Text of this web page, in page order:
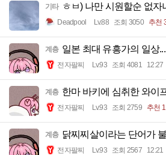
기타 ㅎㅂ) 나만 시원할순 없자
Deadpool Lv.88 조회 3050 추천
계층 일본 최대 유흥가의 일상...
전자팔찌 Lv.93 조회 4081 12:27
계층 한마 바키에 심취한 와이
전자팔찌 Lv.93 조회 2759 추천 1
계층 닭찌찌살이라는 단어가
전자팔찌 Lv.93 조회 2567 12:21